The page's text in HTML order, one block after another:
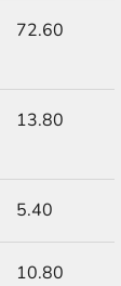
72.60
13.80
5.40
10.80